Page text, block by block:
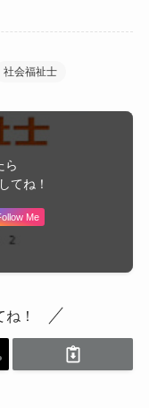
社会福祉士
ら
てね！
Me
！